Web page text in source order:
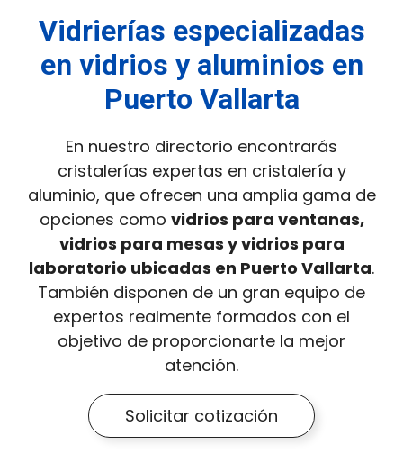
Vidrierías especializadas
en vidrios y aluminios en
Puerto Vallarta
En nuestro directorio encontrarás
cristalerías expertas en cristalería y
aluminio, que ofrecen una amplia gama de
opciones como vidrios para ventanas,
vidrios para mesas y vidrios para
laboratorio ubicadas en Puerto Vallarta.
También disponen de un gran equipo de
expertos realmente formados con el
objetivo de proporcionarte la mejor
atención.
Solicitar cotización